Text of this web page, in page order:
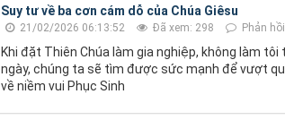
Suy tư về ba cơn cám dỗ của Chúa Giêsu
21/02/2026 06:13:52 Đã xem: 298 Phản
Khi đặt Thiên Chúa làm gia nghiệp, không làm
ngày, chúng ta sẽ tìm được sức mạnh để vượt
về niềm vui Phục Sinh